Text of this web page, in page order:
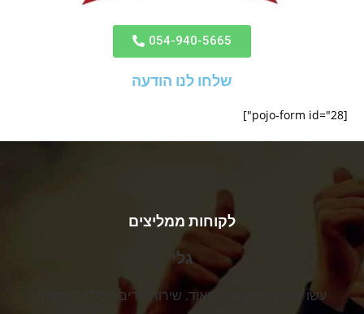
054-940-5665
שלחו לנו הודעה
[pojo-form id="28"]
לקוחות ממליצים
גלי
עשו עבודה מקצועית מאוד. שירות אדיב ממליצה בחום!